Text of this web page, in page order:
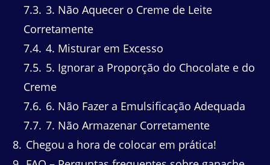
7.3 3. Não Aquecer o Creme de Leite
Corretamente
7.4 4. Misturar em Excesso
7.5 5. Ignorar a Proporção do Chocolate e do
Creme
7.6 6. Não Fazer a Emulsificação Adequada
7.7 7. Não Armazenar Corretamente
8 Chegou a hora de colocar em prática!